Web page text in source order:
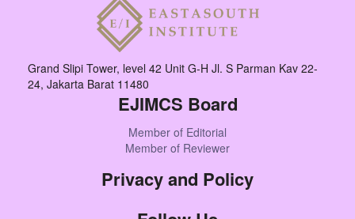
Grand Slipi Tower, level 42 Unit G-H Jl. S Parman Kav 22-
24, Jakarta Barat 11480
EJIMCS Board
Member of Editorial
Member of Reviewer
Privacy and Policy